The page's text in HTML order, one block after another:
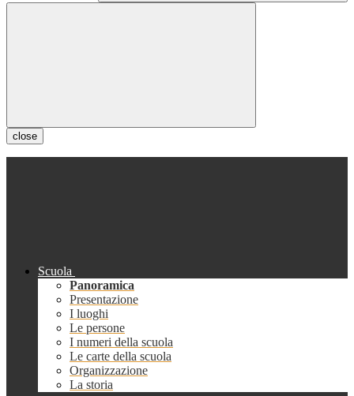
close
Scuola
Panoramica
Presentazione
I luoghi
Le persone
I numeri della scuola
Le carte della scuola
Organizzazione
La storia